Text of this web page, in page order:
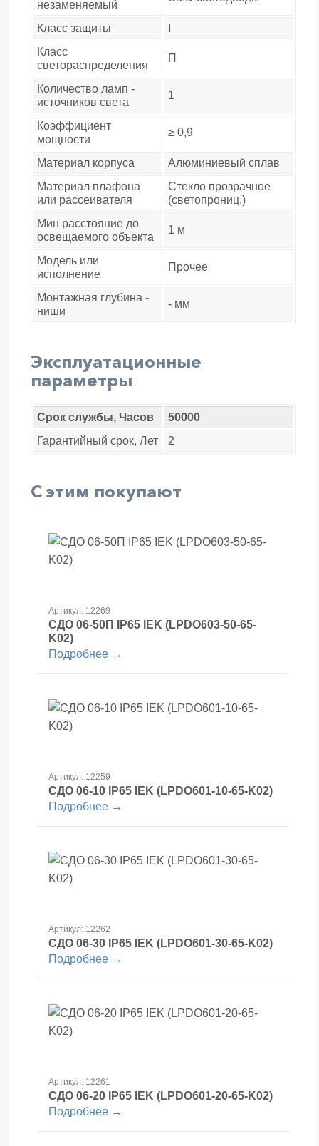
незаменяемый
Класс защиты
Класс
светораспределения
П
Количество ламп -
источников света
1
Коэффициент
мощности
≥ 0,9
Материал корпуса
Алюминиевый сплав
Материал плафона
или рассеивателя
Стекло прозрачное
(светопрониц.)
Мин расстояние до
освещаемого объекта
1 м
Модель или
исполнение
Прочее
Монтажная глубина -
ниши
- мм
Эксплуатационные
параметры
Срок службы, Часов
50000
Гарантийный срок, Лет
2
С этим покупают
Артикул: 12269
СДО 06-50П IP65 IEK (LPDO603-50-65-
K02)
Подробнее →
Артикул: 12259
СДО 06-10 IP65 IEK (LPDO601-10-65-K02)
Подробнее →
Артикул: 12262
СДО 06-30 IP65 IEK (LPDO601-30-65-K02)
Подробнее →
Артикул: 12261
СДО 06-20 IP65 IEK (LPDO601-20-65-K02)
Подробнее →